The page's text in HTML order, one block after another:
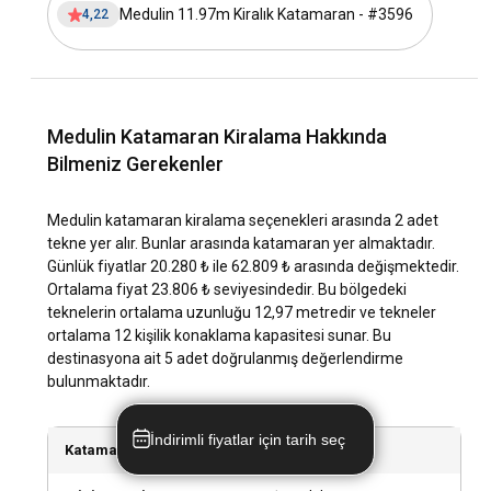
boyunca düzenli bir hava durumu ve sıcaklık sunar. Yaz
aylarında deniz sıcaklığı 25°C'nin üzerine çıkabilir.
keşfedilir?
Medulin'deki tarihi yerler arasında Dino Park ve Medulin
mutfağını denemenin yanı sıra, yerel festivallere ve
etkinliklere katılarak Medulin'in kültürü hakkında daha fazla
bilgi edinebilirsiniz.
Medulin bölgesindeki en popüler turistik yerler ve
açık hava etkinlikleri nelerdir?
Medulin'de ziyaretçiler, yüzme, dalış, yelken ve rüzgar sörfü
gibi çeşitli su sporları deneyimleri arasından seçim
yapabilirler. Ayrıca, kıyı boyunca yürümek, bisiklet sürmek
veya manzaranın tadını çıkarmak için deniz kenarında bir
gezi yapabilirler.
4,22 Medulin 11.97m Kiralık Katamaran - #3596
Medulin Katamaran Kiralama Hakkında
Bilmeniz Gerekenler
Medulin katamaran kiralama seçenekleri arasında 2 adet
tekne yer alır. Bunlar arasında katamaran yer almaktadır.
Günlük fiyatlar 20.280 ₺ ile 62.809 ₺ arasında değişmektedir.
Ortalama fiyat 23.806 ₺ seviyesindedir. Bu bölgedeki
teknelerin ortalama uzunluğu 12,97 metredir ve tekneler
ortalama 12 kişilik konaklama kapasitesi sunar. Bu
destinasyona ait 5 adet doğrulanmış değerlendirme
bulunmaktadır.
Katamaran sayısı 2 katamaran mevcut
İndirimli fiyatlar için tarih seç